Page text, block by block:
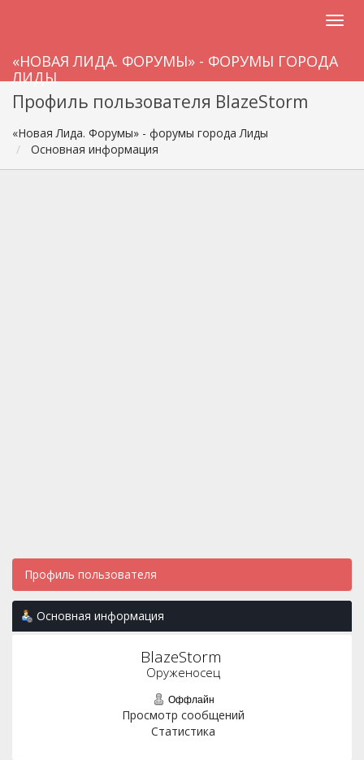
«НОВАЯ ЛИДА. ФОРУМЫ» - ФОРУМЫ ГОРОДА
ЛИДЫ
Профиль пользователя BlazeStorm
«Новая Лида. Форумы» - форумы города Лиды
Основная информация
Профиль пользователя
Основная информация
BlazeStorm
Оруженосец
Оффлайн
Просмотр сообщений
Статистика